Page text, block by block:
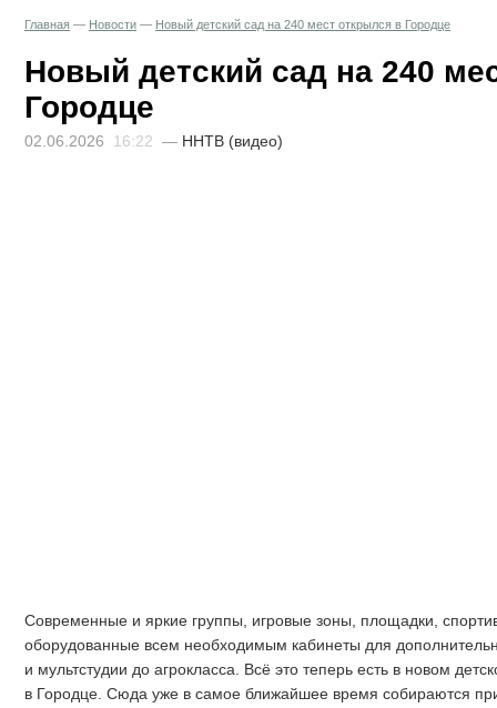
Главная — Новости — Новый детский сад на 240 мест открылся в Городце
Новый детский сад на 240
Городце
02.06.2026 16:22 — ННТВ (видео)
Современные и яркие группы, игровые зоны, площадки,
оборудованные всем необходимым кабинеты для
и мультстудии до агрокласса. Всё это теперь есть в новом
в Городце. Сюда уже в самое ближайшее время собираются